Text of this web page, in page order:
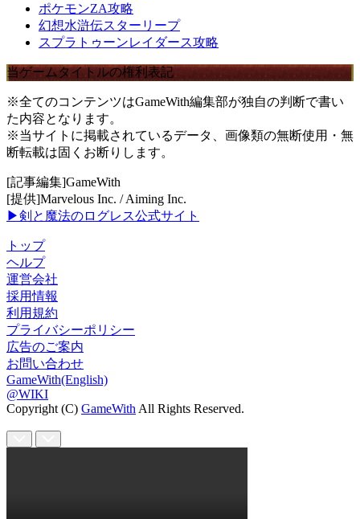
ポケモンZA攻略
幻想水滸伝スターリープ
スプラトゥーンレイダース攻略
当ゲームタイトルの権利表記
※全てのコンテンツはGameWith編集部が独自の判断で書い
た内容となります。
※当サイトに掲載されているデータ、画像類の無断使用・無
断転載は固くお断りします。
[記事編集]GameWith
[提供]Marvelous Inc. / Aiming Inc.
▶剣と魔法のログレス公式サイト
トップ
ヘルプ
運営会社
採用情報
利用規約
プライバシーポリシー
広告のご案内
お問い合わせ
GameWith(English)
@WIKI
Copyright (C) GameWith All Rights Reserved.